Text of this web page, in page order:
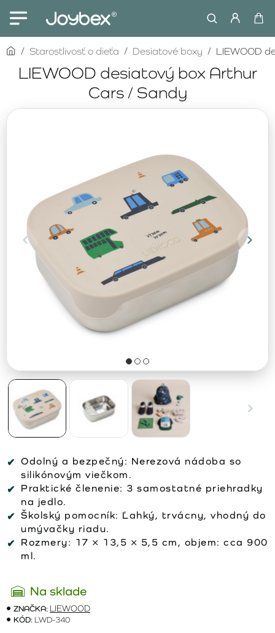
LIEWOOD desiatový box Arthur
Cars / Sandy
homeStarostlivosť o dieťa Desiatové boxy LIEWOOD
Odolný a bezpečný: Nerezová nádoba so
silikónovým viečkom.
Praktické členenie: 3 samostatné priehradky
na jedlo.
Školský pomocník: Ľahký, trvácny, vhodný do
umývačky riadu.
Rozmery: 17 × 13,5 × 5,5 cm, objem: cca 900
ml.
Na sklade
ZNAČKA: LIEWOOD
KÓD: LWD-340